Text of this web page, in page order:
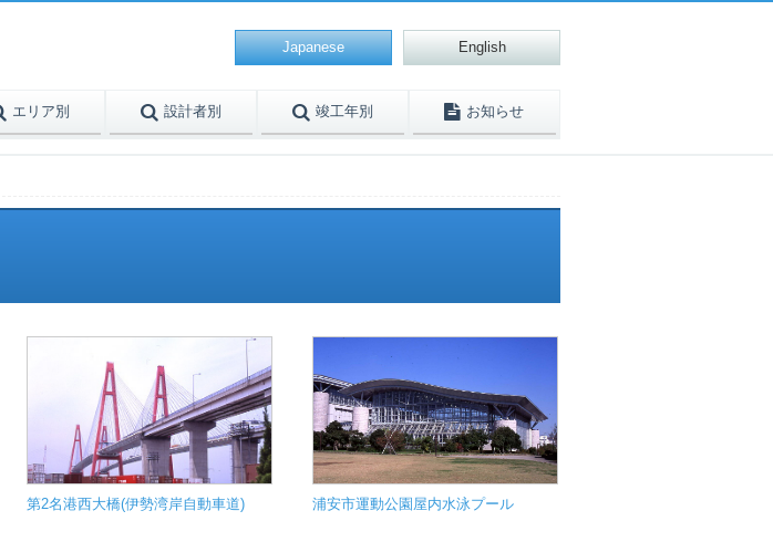
English
Japanese
エリア別 設計者別 竣工年別 お知らせ
第2名港西大橋(伊勢湾岸自動車道) 浦安市運動公園屋内水泳プール